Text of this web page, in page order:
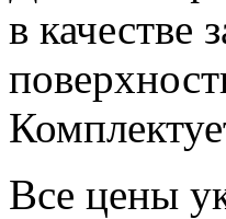
в
Все цены